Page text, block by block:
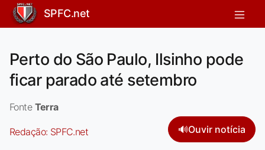
SPFC.net
Perto do São Paulo, Ilsinho pode
ficar parado até setembro
Fonte Terra
Redação: SPFC.net 🔊Ouvir notícia